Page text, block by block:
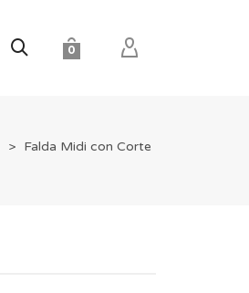
0
> Falda Midi con Corte